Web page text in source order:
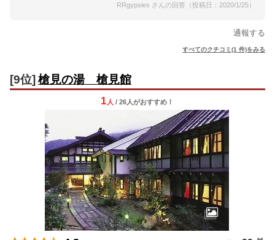
RRgypsies さんの回答（投稿日：2020/1/25）
通報する
すべてのクチコミ(1 件)をみる
[9位] 槍見の湯 槍見館
1 人 / 26人がおすすめ！